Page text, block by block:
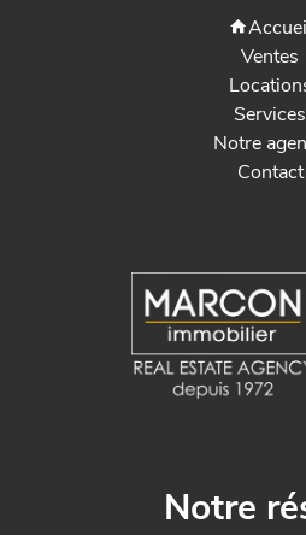
Accueil
Ventes
Services
Notre
Contact
Notre